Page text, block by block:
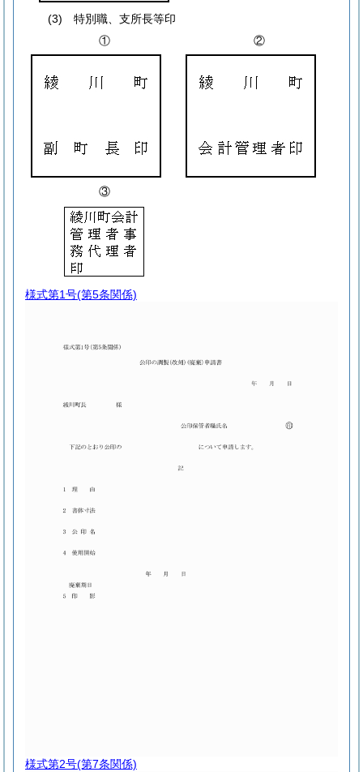
(3) 特別職、支所長等印
①
②
③
様式第1号(第5条関係)
様式第2号(第7条関係)